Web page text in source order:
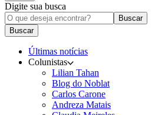
Digite sua busca
Buscar
Buscar
Últimas notícias
Colunistas
Lilian Tahan
Blog do Noblat
Carlos Carone
Andreza Matais